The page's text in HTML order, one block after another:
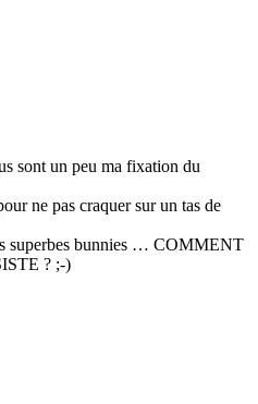
sont un peu ma fixation du
ne pas craquer sur un tas de
superbes bunnies … COMMENT
? ;-)